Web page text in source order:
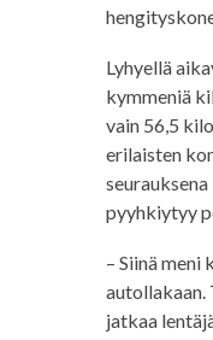
Lyhyellä
kymmeniä
vain 56,5
erilaisten
pyyhkiytyy
– Siinä meni
autollakaan.
jatkaa